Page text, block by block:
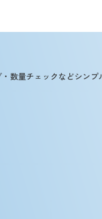
数量チェックなどシン